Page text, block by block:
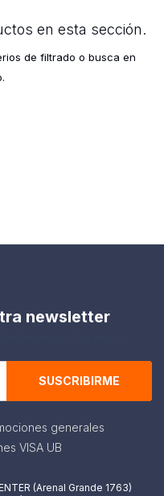
en esta sección.
de filtrado o busca en
newsletter
SUSCRIBIRME
generales
VISA UB
(Arenal Grande 1763)